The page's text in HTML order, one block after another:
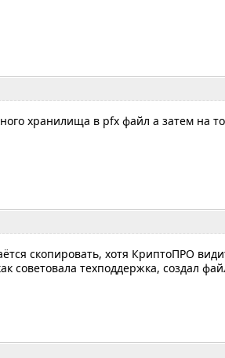
хранилища в pfx файл а затем на
скопировать, хотя КриптоПРО
советовала техподдержка, создал